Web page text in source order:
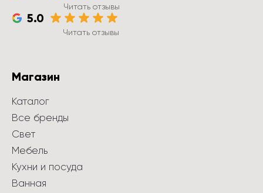
Читать отзывы
5.0
Читать отзывы
Магазин
Каталог
Все бренды
Свет
Мебель
Кухни и посуда
Ванная